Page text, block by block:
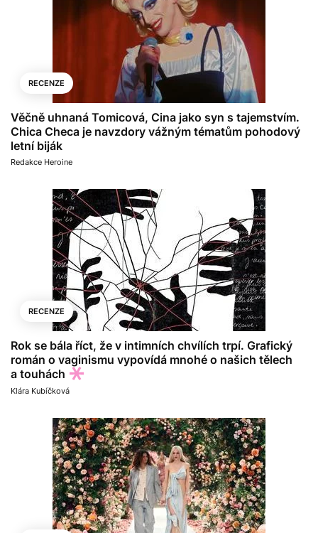
RECENZE
Věčně uhnaná Tomicová, Cina jako syn s tajemstvím.
Chica Checa je navzdory vážným tématům pohodový
letní biják
Redakce Heroine
RECENZE
Rok se bála říct, že v intimních chvílích trpí. Grafický
román o vaginismu vypovídá mnohé o našich tělech
a touhách
Klára Kubíčková